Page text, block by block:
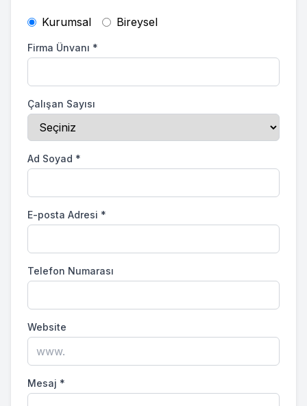
Kurumsal Bireysel
Firma Ünvanı *
Çalışan Sayısı
Ad Soyad *
E-posta Adresi *
Telefon Numarası
Website
Mesaj *